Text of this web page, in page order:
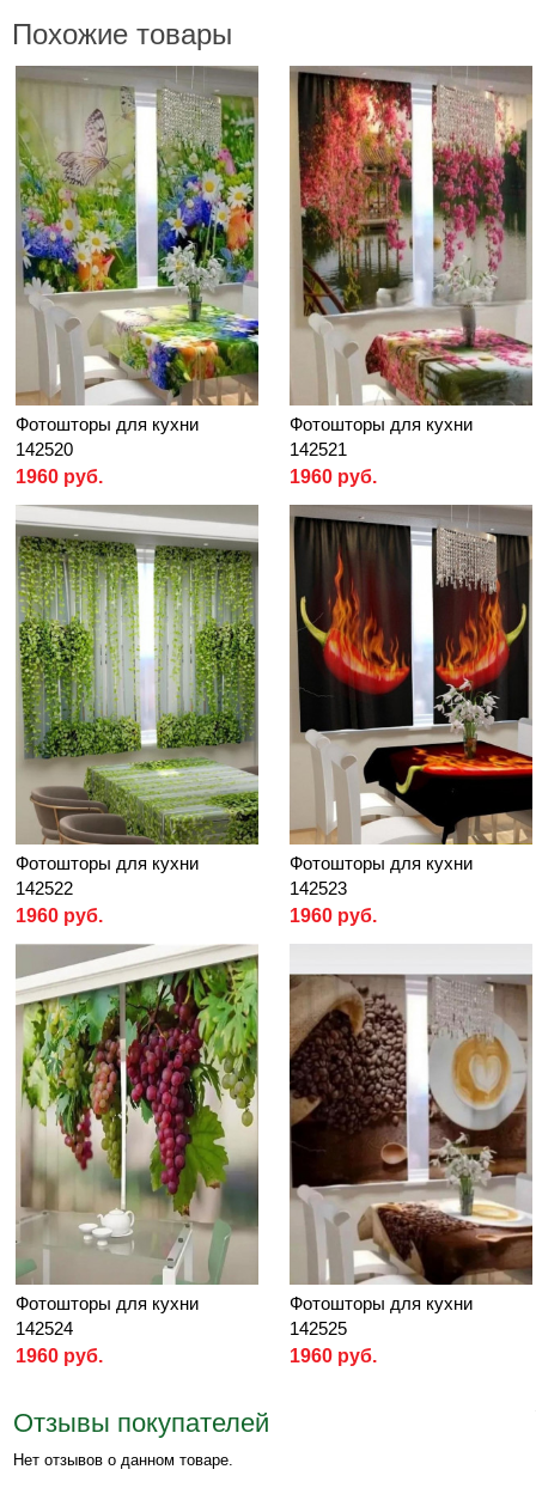
Похожие товары
Фотошторы для кухни
142520
1960 руб.
Фотошторы для кухни
142521
1960 руб.
Фотошторы для кухни
142522
1960 руб.
Фотошторы для кухни
142523
1960 руб.
Фотошторы для кухни
142524
1960 руб.
Фотошторы для кухни
142525
1960 руб.
Отзывы покупателей
Нет отзывов о данном товаре.